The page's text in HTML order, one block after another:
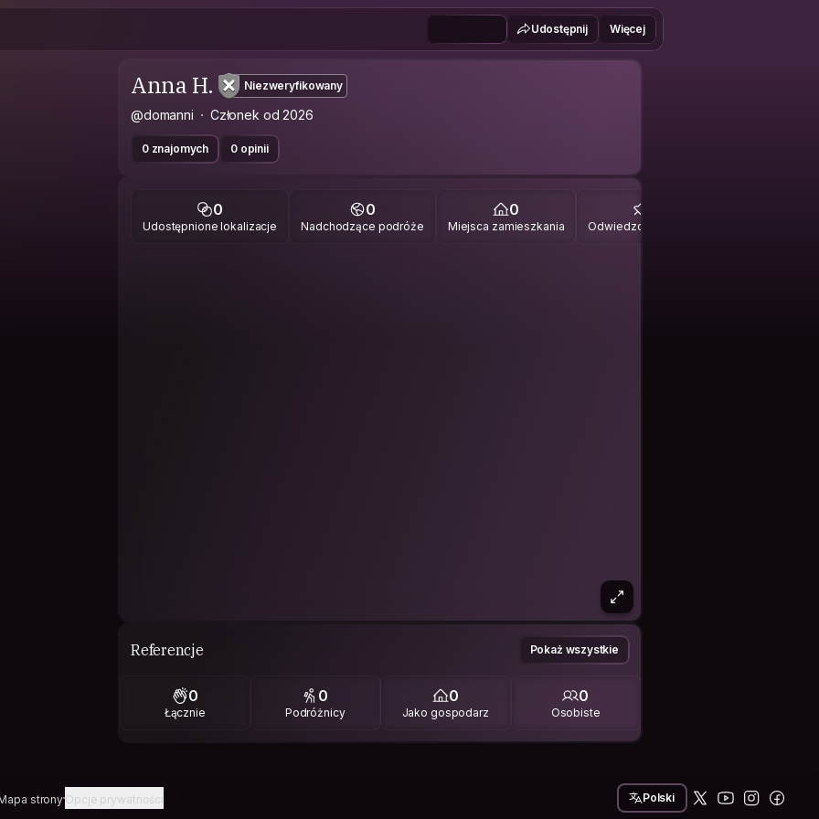
Udostępnij Więcej
Anna H. Niezweryfikowany
@domanni Członek od 2026
0 znajomych 0 opinii
0
Udostępnione lokalizacje
0
Nadchodzące podróże
0
Miejsca zamieszkania Odwiedzone miejsca
Referencje Pokaż wszystkie
0
Łącznie
0
Podróżnicy
0
Jako gospodarz
0
Osobiste
stronyOpcje prywatności Polski